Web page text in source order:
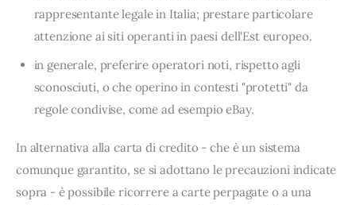
rappresentante legale in Italia; prestare particolare
attenzione ai siti operanti in paesi dell'Est europeo.
in generale, preferire operatori noti, rispetto agli
sconosciuti, o che operino in contesti "protetti" da
regole condivise, come ad esempio eBay.
In alternativa alla carta di credito - che è un sistema
comunque garantito, se si adottano le precauzioni indicate
sopra - è possibile ricorrere a carte perpagate o a una